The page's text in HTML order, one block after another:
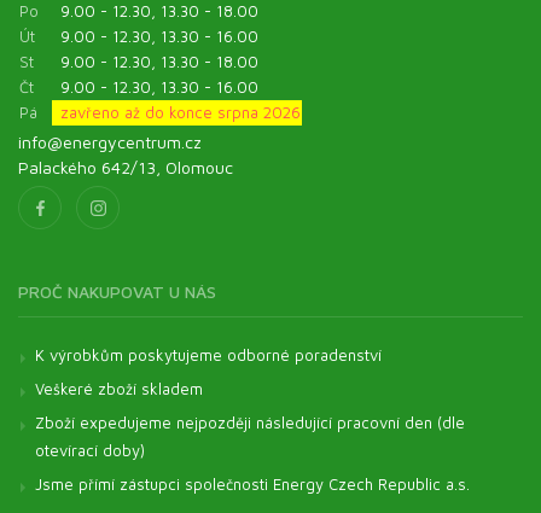
Po
9.00 - 12.30, 13.30 - 18.00
Út
9.00 - 12.30, 13.30 - 16.00
St
9.00 - 12.30, 13.30 - 18.00
Čt
9.00 - 12.30, 13.30 - 16.00
Pá
zavřeno až do konce srpna 2026
info@energycentrum.cz
Palackého 642/13, Olomouc
PROČ NAKUPOVAT U NÁS
K výrobkům poskytujeme odborné poradenství
Veškeré zboží skladem
Zboží expedujeme nejpozději následující pracovní den (dle
otevírací doby)
Jsme přímí zástupci společnosti Energy Czech Republic a.s.